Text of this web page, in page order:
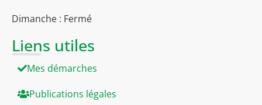
Dimanche : Fermé
Liens utiles
Mes démarches
Publications légales